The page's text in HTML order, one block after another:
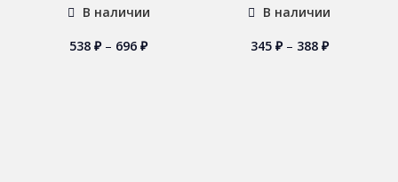
В наличии
538 ₽ – 696 ₽
В наличии
345 ₽ – 388 ₽